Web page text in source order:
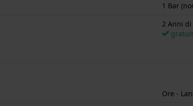
1 Bar
2 Anni
Ore -